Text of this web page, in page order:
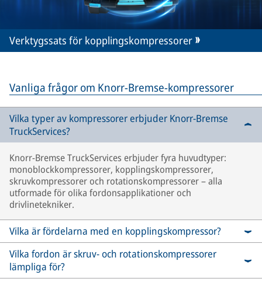
Verktygssats för kopplingskompressorer
Vanliga frågor om Knorr-Bremse-kompressorer
Vilka typer av kompressorer erbjuder Knorr-Bremse
TruckServices?
Knorr-Bremse TruckServices erbjuder fyra huvudtyper:
monoblockkompressorer, kopplingskompressorer,
skruvkompressorer och rotationskompressorer – alla
utformade för olika fordonsapplikationer och
drivlinetekniker.
Vilka är fördelarna med en kopplingskompressor?
Vilka fordon är skruv- och rotationskompressorer
lämpliga för?